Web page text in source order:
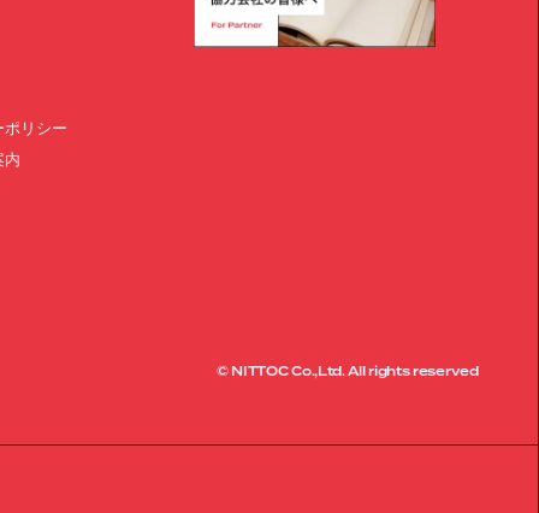
ポリシー
内
© NITTOC Co.,Ltd. All rights reserved